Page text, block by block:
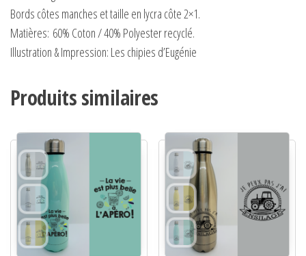
Bords côtes manches et taille en lycra côte 2×1.
Matières: 60% Coton / 40% Polyester recyclé.
Illustration & Impression: Les chipies d’Eugénie
Produits similaires